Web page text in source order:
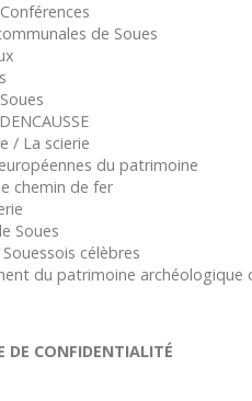
de Soues
/ La scierie
du patrimoine
chemin de fer
Soues
célèbres
du patrimoine archéologique
DE CONFIDENTIALITÉ